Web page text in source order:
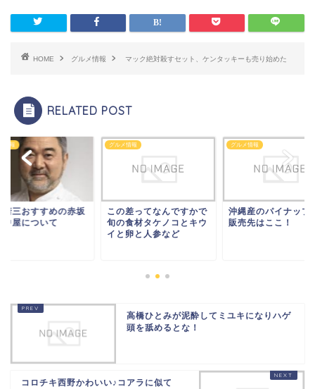
HOME グルメ情報 マック絶対殺すセット、ケンタッキーも売り始めた
RELATED POST
情報
清三おすすめの赤坂
中屋について
グルメ情報
この差ってなんですかで
旬の食材タケノコとキウ
イと卵と人参など
グルメ情報
沖縄産のパイナップ
販売先はここ！
高橋ひとみが泥酔してミユキになりハゲ
頭を舐めるとな！
コロチキ西野かわいい♪コアラに似て